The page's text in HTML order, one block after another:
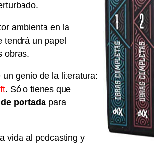
ambienta en la
tendrá un papel
obras.
genio de la literatura:
. Sólo tienes que
portada para
vida al podcasting y